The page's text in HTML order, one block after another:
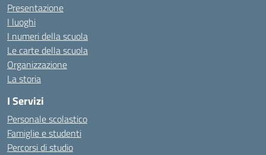
Presentazione
I luoghi
I numeri della scuola
Le carte della scuola
Organizzazione
La storia
I Servizi
Personale scolastico
Famiglie e studenti
Percorsi di studio